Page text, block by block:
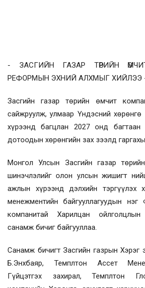
- ЗАСГИЙН ГАЗАР ТӨРИЙН
РЕФОРМЫН ЭХНИЙ АЛХМЫГ ХИЙЛЭЭ
Засгийн газар төрийн өмчит
сайжруулж, улмаар Үндэсний хөрөнгө
хүрээнд багцлан 2027 онд
дотоодын хөрөнгийн зах зээлд
Монгол Улсын Засгийн газар
шинэчлэлийг олон улсын жишигт
ажлын хүрээнд дэлхийн тэргүүлэх
менежментийн байгууллагуудын нэг
компанитай Харилцан
санамж бичиг байгууллаа.
Санамж бичигт Засгийн газрын Хэрэг
Б.Энхбаяр, Темплтон Ассет
Гүйцэтгэх захирал, Темплтон